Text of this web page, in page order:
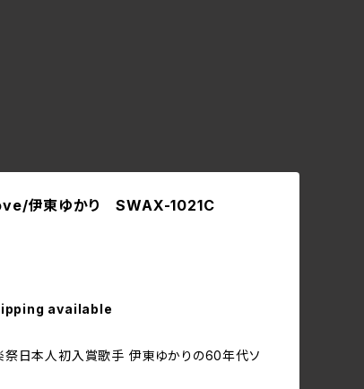
伊東ゆかり SWAX-1021C
available
祭日本人初入賞歌手 伊東ゆかりの60年代ソ